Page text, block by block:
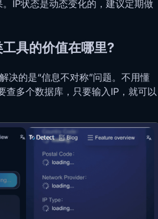
IP状态是动态变化的，建议定期做
具的价值在哪里?
决的是“信息不对称”问题。不用懂
查多个数据库，只要输入IP，就可以